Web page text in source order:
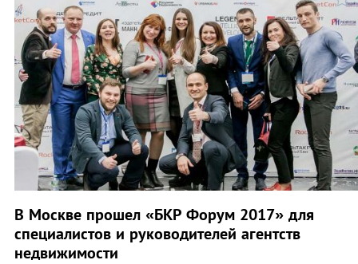
В Москве прошел «БКР Форум 2017» для
специалистов и руководителей агентств
недвижимости